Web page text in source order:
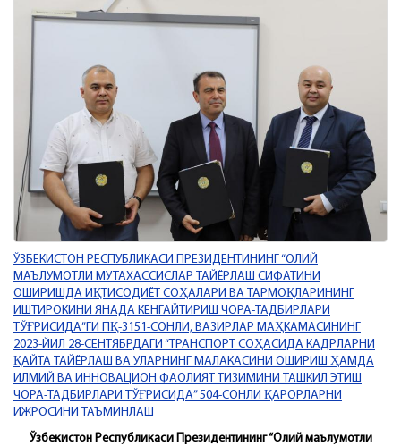
ЎЗБЕКИСТОН РЕСПУБЛИКАСИ ПРЕЗИДЕНТИНИНГ “ОЛИЙ
МАЪЛУМОТЛИ МУТАХАССИСЛАР ТАЙЁРЛАШ СИФАТИНИ
ОШИРИШДА ИҚТИСОДИЁТ СОҲАЛАРИ ВА ТАРМОҚЛАРИНИНГ
ИШТИРОКИНИ ЯНАДА КЕНГАЙТИРИШ ЧОРА-ТАДБИРЛАРИ
ТЎҒРИСИДА”ГИ ПҚ-3151-СОНЛИ, ВАЗИРЛАР МАҲКАМАСИНИНГ
2023-ЙИЛ 28-СЕНТЯБРДАГИ “ТРАНСПОРТ СОҲАСИДА КАДРЛАРНИ
ҚАЙТА ТАЙЁРЛАШ ВА УЛАРНИНГ МАЛАКАСИНИ ОШИРИШ ҲАМДА
ИЛМИЙ ВА ИННОВАЦИОН ФАОЛИЯТ ТИЗИМИНИ ТАШКИЛ ЭТИШ
ЧОРА-ТАДБИРЛАРИ ТЎҒРИСИДА” 504-СОНЛИ ҚАРОРЛАРНИ
ИЖРОСИНИ ТАЪМИНЛАШ
Ўзбекистон Республикаси Президентининг “Олий маълумотли